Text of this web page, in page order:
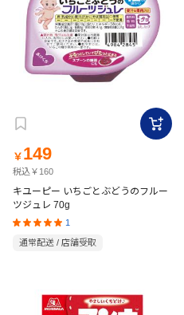
￥ 149
税込￥160
キユーピー いちごとぶどうのフルー
ツジュレ 70g
1
通常配送 / 店舗受取